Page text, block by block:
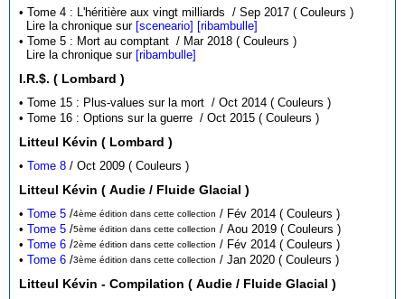
• Tome 4 : L'héritière aux vingt milliards / Sep 2017 ( Couleurs )
Lire la chronique sur [sceneario] [ribambulle]
• Tome 5 : Mort au comptant / Mar 2018 ( Couleurs )
Lire la chronique sur [ribambulle]
I.R.$. ( Lombard )
• Tome 15 : Plus-values sur la mort / Oct 2014 ( Couleurs )
• Tome 16 : Options sur la guerre / Oct 2015 ( Couleurs )
Litteul Kévin ( Lombard )
•Tome 8 / Oct 2009 ( Couleurs )
Litteul Kévin ( Audie / Fluide Glacial )
•Tome 5 /4ème édition dans cette collection
/ Fév 2014 ( Couleurs )
•Tome 5 /5ème édition dans cette collection
/ Aou 2019 ( Couleurs )
•Tome 6 /2ème édition dans cette collection
/ Fév 2014 ( Couleurs )
•Tome 6 /3ème édition dans cette collection / Jan 2020 ( Couleurs )
Litteul Kévin - Compilation ( Audie / Fluide Glacial )